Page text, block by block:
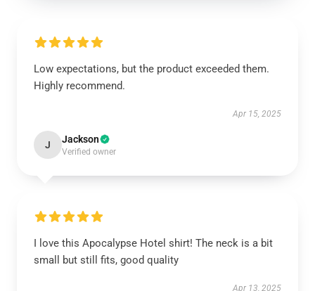
Low expectations, but the product exceeded them.
Highly recommend.
Apr 15, 2025
J Jackson
Verified owner
I love this Apocalypse Hotel shirt! The neck is a bit
small but still fits, good quality
Apr 13, 2025